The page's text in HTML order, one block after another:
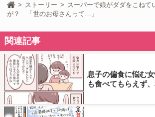
ストーリー
スーパーで娘がダダをこねて
が？ 「世のお母さんって…」
関連記事
息子の偏食に悩む
も食べてもらえず